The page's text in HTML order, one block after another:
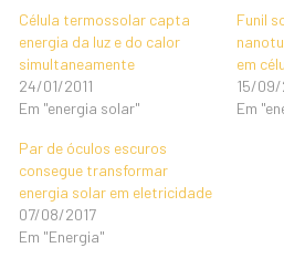
Célula termossolar capta
energia da luz e do calor
simultaneamente
24/01/2011
Em "energia solar"
Funil
em
15/09/
Em
Par de óculos escuros
consegue transformar
energia solar em eletricidade
07/08/2017
Em "Energia"